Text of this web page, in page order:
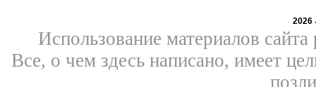
2026
Использование материалов
Все, о чем здесь написано, имеет